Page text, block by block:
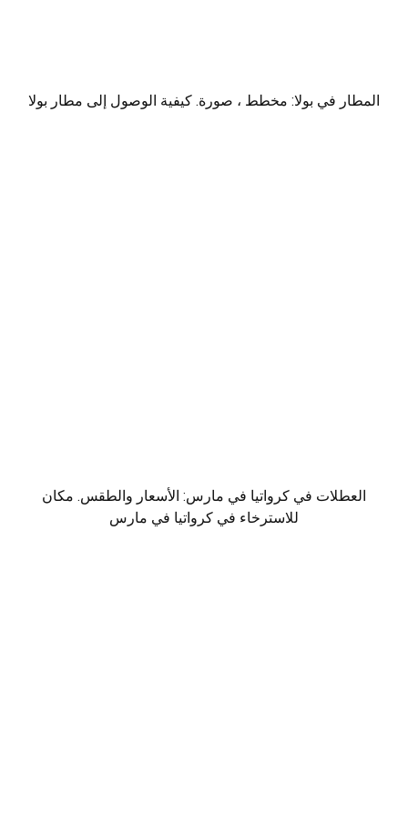
المطار في بولا: مخطط ، صورة. كيفية الوصول إلى مطار بولا
العطلات في كرواتيا في مارس: الأسعار والطقس. مكان
للاسترخاء في كرواتيا في مارس